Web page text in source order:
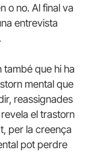
o no. Al final va
entrevista
també que hi ha
mental que
reassignades
el trastorn
per la creença
pot perdre